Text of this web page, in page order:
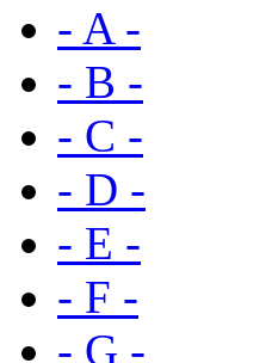
- A -
- B -
- C -
- D -
- E -
- F -
- G -